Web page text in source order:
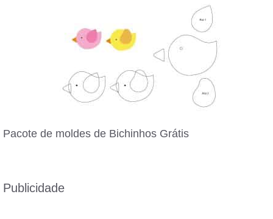
Pacote de moldes de Bichinhos Grátis
Publicidade